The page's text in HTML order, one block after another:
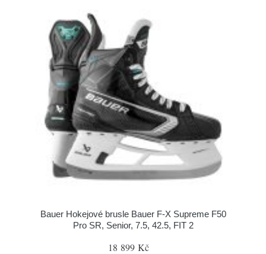
Bauer Hokejové brusle Bauer F-X Supreme F50
Pro SR, Senior, 7.5, 42.5, FIT 2
18 899 Kč